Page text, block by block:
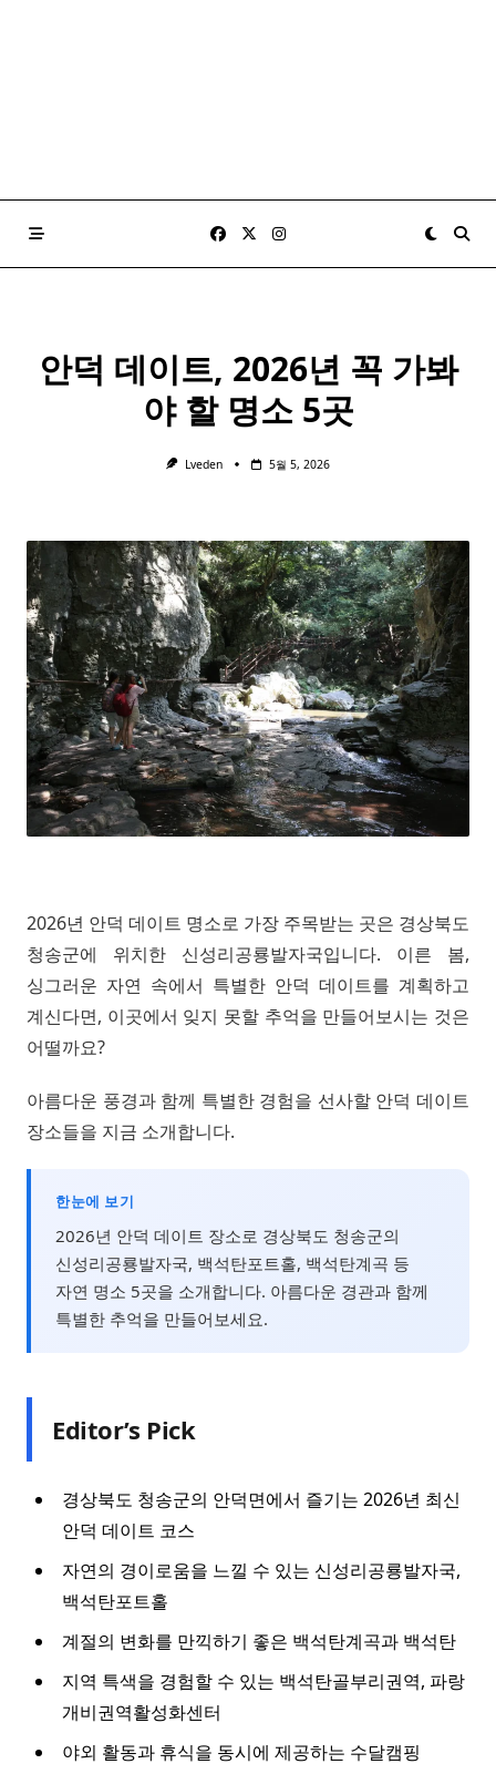
안덕 데이트, 2026년 꼭 가봐
야 할 명소 5곳
Lveden 5월 5, 2026
2026년 안덕 데이트 명소로 가장 주목받는 곳은 경상북도
청송군에 위치한 신성리공룡발자국입니다. 이른 봄,
싱그러운 자연 속에서 특별한 안덕 데이트를 계획하고
계신다면, 이곳에서 잊지 못할 추억을 만들어보시는 것은
어떨까요?
아름다운 풍경과 함께 특별한 경험을 선사할 안덕 데이트
장소들을 지금 소개합니다.
한눈에 보기
2026년 안덕 데이트 장소로 경상북도 청송군의
신성리공룡발자국, 백석탄포트홀, 백석탄계곡 등
자연 명소 5곳을 소개합니다. 아름다운 경관과 함께
특별한 추억을 만들어보세요.
Editor’s Pick
경상북도 청송군의 안덕면에서 즐기는 2026년 최신
안덕 데이트 코스
자연의 경이로움을 느낄 수 있는 신성리공룡발자국,
백석탄포트홀
계절의 변화를 만끽하기 좋은 백석탄계곡과 백석탄
지역 특색을 경험할 수 있는 백석탄골부리권역, 파랑
개비권역활성화센터
야외 활동과 휴식을 동시에 제공하는 수달캠핑